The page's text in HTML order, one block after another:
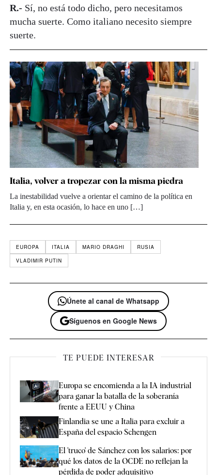
R.- Sí, no está todo dicho, pero necesitamos
mucha suerte. Como italiano necesito siempre
suerte.
Italia, volver a tropezar con la misma piedra
La inestabilidad vuelve a orientar el camino de la política en
Italia y, en esta ocasión, lo hace en uno […]
EUROPA ITALIA MARIO DRAGHI
RUSIA
VLADIMIR PUTIN
Únete al canal de Whatsapp
Síguenos en Google News
TE PUEDE INTERESAR
Europa se encomienda a la IA industrial
para ganar la batalla de la soberanía
frente a EEUU y China
Finlandia se une a Italia para excluir a
España del espacio Schengen
El 'truco' de Sánchez con los salarios: por
qué los datos de la OCDE no reflejan la
pérdida de poder adquisitivo